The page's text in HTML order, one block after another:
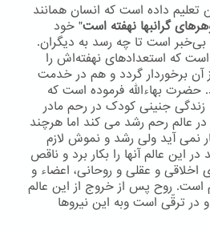
تعلیم داده است که انسان همانند
گرانبها نهفته است" خود
بی‌خبر است تا چه رسد به دیگران.
که استعدادهای نهفته‌اش را
برخوردار گردد و هم در خدمت
حضرت بهاءاللّه فرموده است که
زندگی جنینی کودک در رحم مادر
عالم رحم رشد می کند اما هرچند
نمی آید ولی رشد و نموش لازم
این عالم آنها را بکار برد و ناقص
اخلاقی و عقلی و روحانی، اعضاء و
است. روح پس از خروج از این عالم
و در ترقّی است وبه اين نيروها